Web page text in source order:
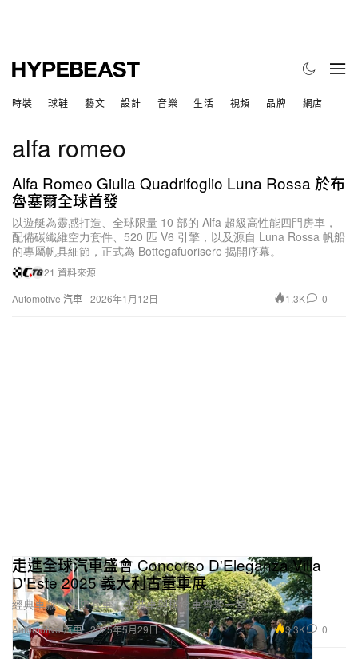
時裝 球鞋 藝文 設計 音樂 生活 視頻 品牌 網店
alfa romeo
Automotive 汽車
Alfa Romeo Giulia Quadrifoglio Luna Rossa 於布
魯塞爾全球首發
以遊艇為靈感打造、全球限量 10 部的 Alfa 超級高性能四門房車，
配備碳纖維空力套件、520 匹 V6 引擎，以及源自 Luna Rossa 帆船
的專屬帆具細節，正式為 Bottegafuorisere 揭開序幕。
21 資料來源
2026年1月12日
1.3K 0
Automotive 汽車
走進全球汽車盛會 Concorso D'Eleganza Villa
D'Este 2025 義大利古董車展
經典車款、歷史賽車、改裝車與概念車齊聚一堂。
2025年5月29日 3.3K 0